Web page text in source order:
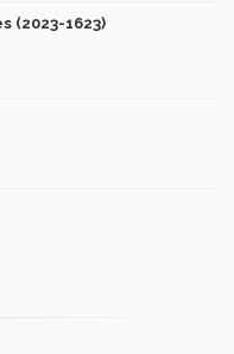
(2023-1623)